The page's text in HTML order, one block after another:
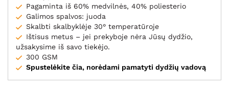
Pagaminta iš 60% medvilnės, 40% poliesterio
Galimos spalvos: juoda
Skalbti skalbyklėje 30° temperatūroje
Ištisus metus – jei prekyboje nėra Jūsų dydžio,
užsakysime iš savo tiekėjo.
300 GSM
Spustelėkite čia, norėdami pamatyti dydžių vadovą